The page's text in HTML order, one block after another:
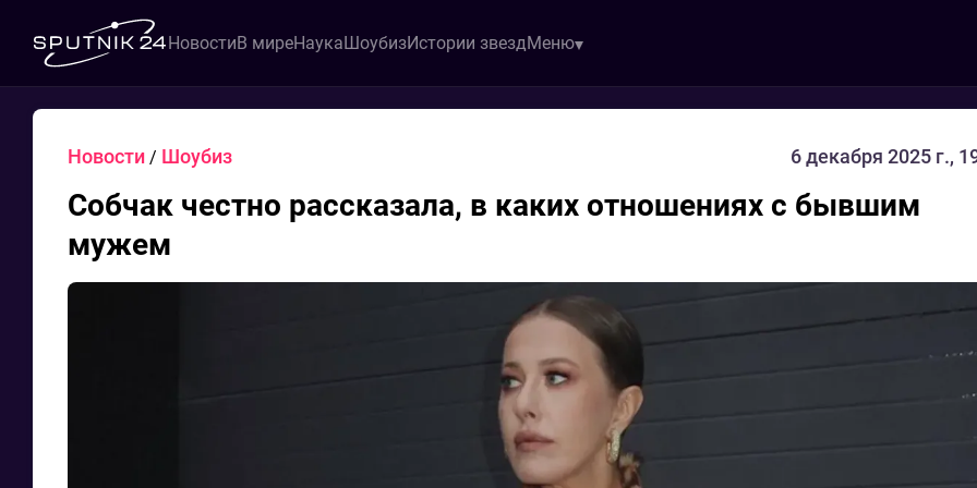
НовостиВ миреНаукаШоубизИстории звездМеню
Новости / Шоубиз 6 декабря 2025 г.,
Собчак честно рассказала, в каких отношениях с бывшим
мужем